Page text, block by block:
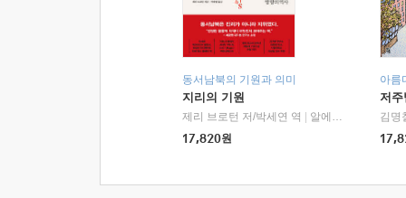
동서남북의 기원과 의미
지리의 기원
제리 브로턴 저/박세연 역
알에이치코리아(RHK)
17,820원
아름
저
김명